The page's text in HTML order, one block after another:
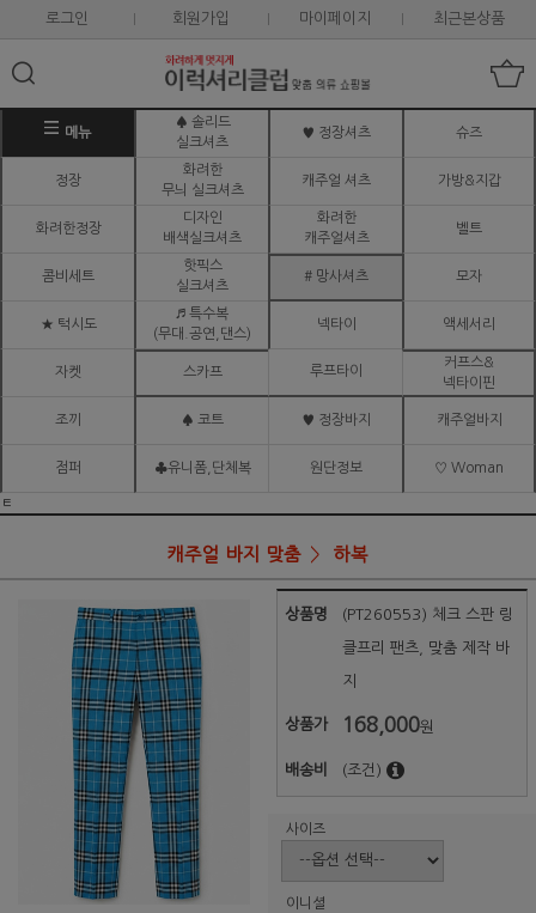
로그인 회원가입 마이페이지 최근본상품
메뉴
♠ 솔리드
실크셔츠
♥ 정장셔츠 슈즈
정장
화려한
무늬 실크셔츠
캐주얼 셔츠 가방&지갑
화려한정장
디자인
배색실크셔츠
화려한
캐주얼셔츠
벨트
콤비세트
핫픽스
실크셔츠
# 망사셔츠 모자
★ 턱시도
♬ 특수복
(무대.공연,댄스)
넥타이 액세서리
자켓 스카프 루프타이
커프스&
넥타이핀
조끼 ♠ 코트 ♥ 정장바지 캐주얼바지
점퍼 ♣유니폼,단체복 원단정보 ♡ Woman
ㅌ
캐주얼 바지 맞춤 하복
상품명 (PT260553) 체크 스판 링
클프리 팬츠, 맞춤 제작 바
지
상품가 168,000원
배송비 (조건)
사이즈
이니셜